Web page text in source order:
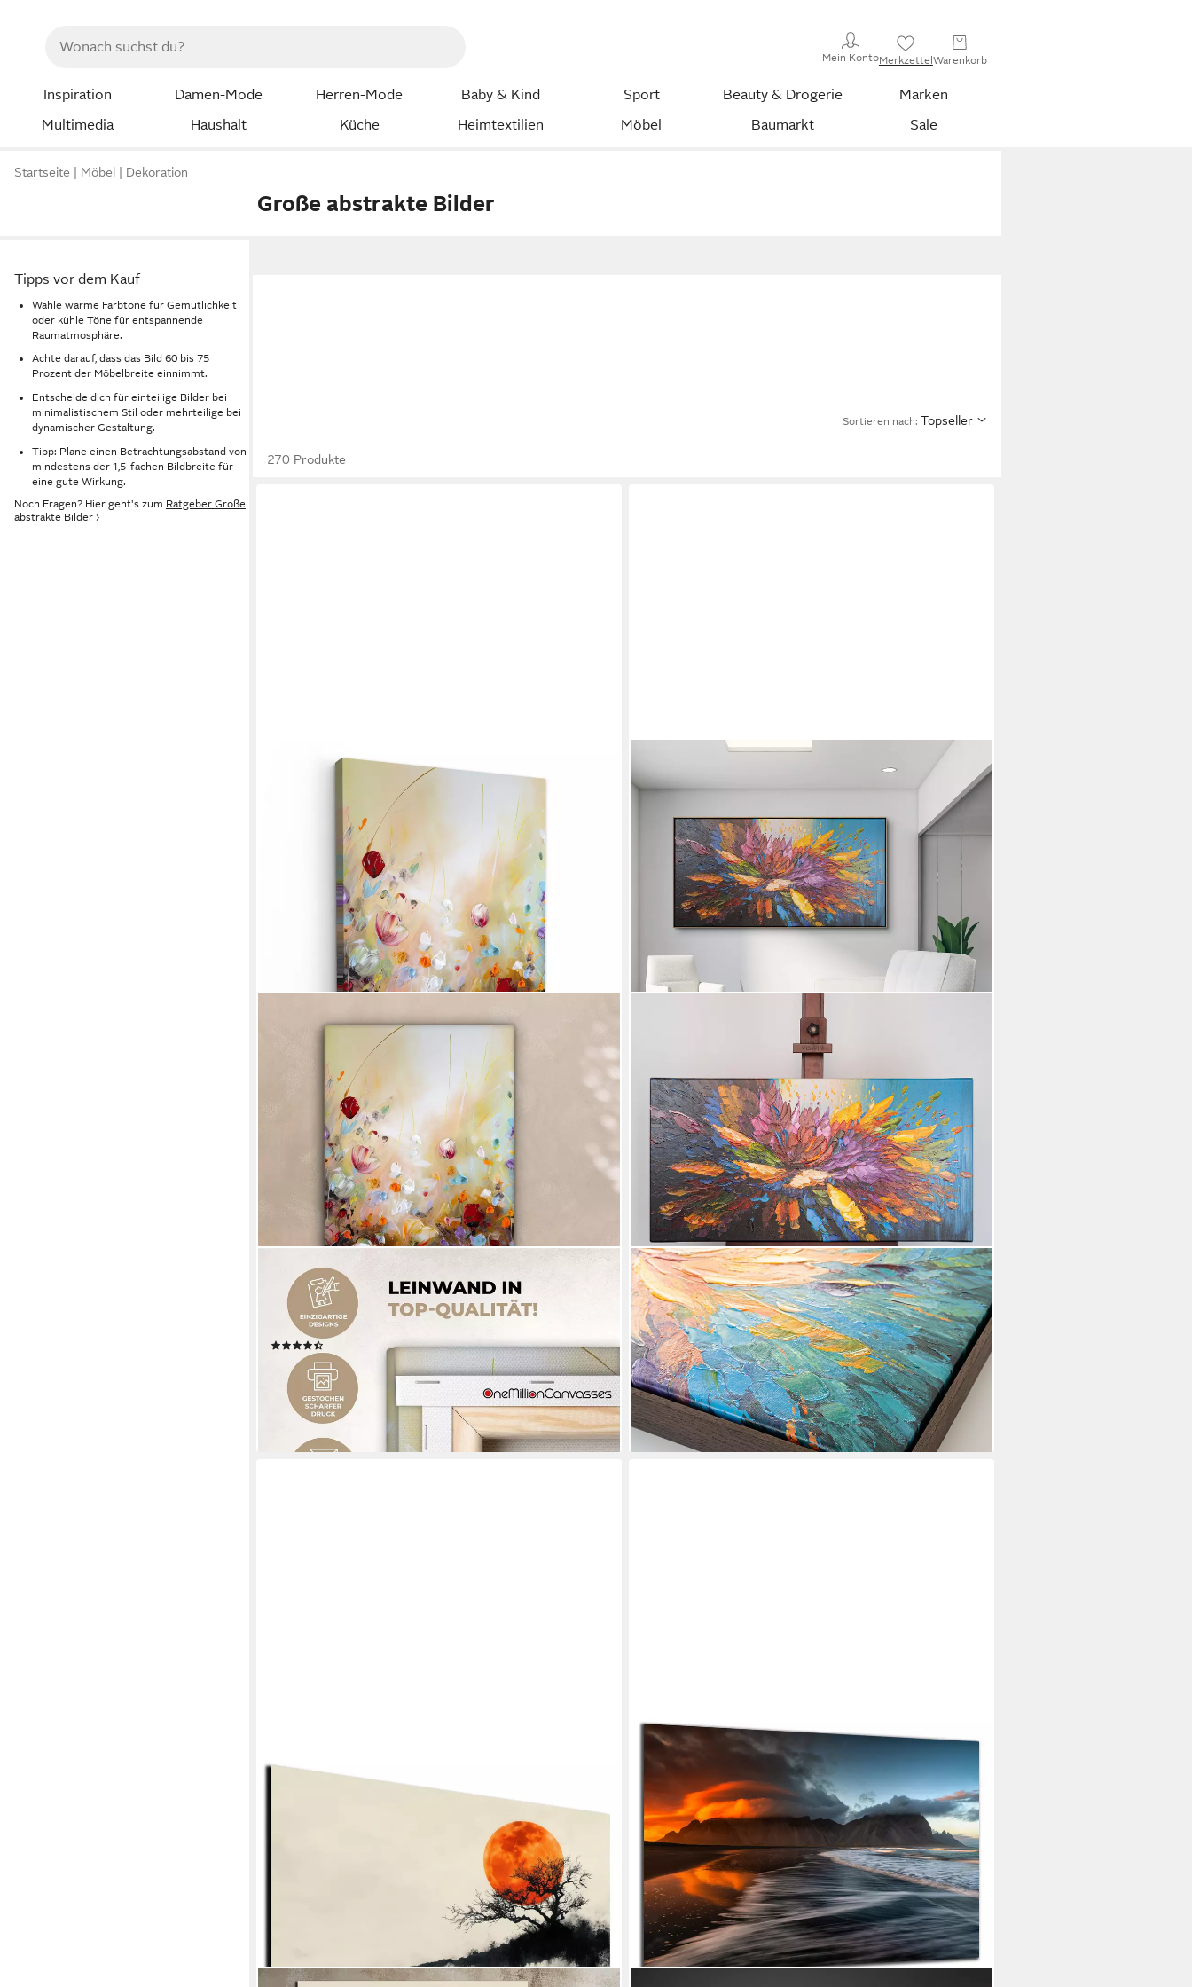
Mein KontoMerkzettelWarenkorb
Inspiration Damen-Mode Herren-Mode Baby & Kind Sport Beauty & Drogerie
Marken
Multimedia
Haushalt Küche Heimtextilien Möbel Baumarkt Sale
Startseite Möbel Dekoration
Große abstrakte Bilder
Tipps vor dem Kauf
Wähle warme Farbtöne für Gemütlichkeit
oder kühle Töne für entspannende
Raumatmosphäre.
Achte darauf, dass das Bild 60 bis 75
Prozent der Möbelbreite einnimmt.
Entscheide dich für einteilige Bilder bei
minimalistischem Stil oder mehrteilige bei
dynamischer Gestaltung.
Tipp: Plane einen Betrachtungsabstand von
mindestens der 1,5-fachen Bildbreite für
eine gute Wirkung.
Noch Fragen? Hier geht's zum Ratgeber Große
abstrakte Bilder ›
Sortieren nach: Topseller
270 Produkte
ONEMILLIONCANVASSES®
Leinwandbild Ölfarben - Blumen - Farbenfroh - Natur,
Fotodruck (1 St), Leinwand Canvas Wandbild,
Wanddekoration 20x30 cm
ab 19,35 € UVP
-31%
lieferbar - in 3-4 Werktagen bei dir
AUREDAS
Gemälde "Tanz der Farben", Abstrakt, Rahmen hell,
140x70cm, Gemälde, Blüte, Gemälde mit Strukturpaste und
Acrylfarbe, Panorama Format
ab 339,90 €
lieferbar - in 3-4 Werktagen bei dir